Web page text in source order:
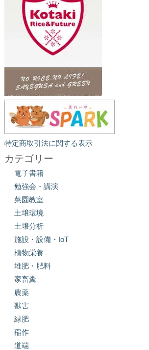
特定商取引法に関する表示
カテゴリー
電子書籍
勉強会・講演
菜園教室
土壌環境
土壌分析
施設・設備・IoT
植物栄養
堆肥・肥料
家畜糞
農薬
獣害
緑肥
稲作
道端